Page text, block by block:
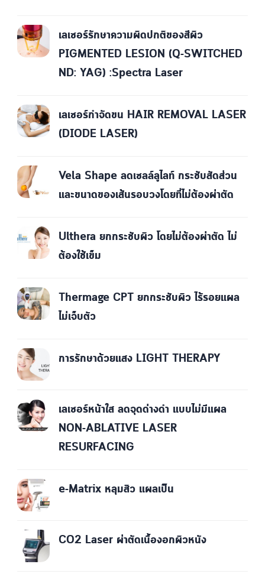
เลเซอร์รักษาความผิดปกติของสีผิว
PIGMENTED LESION (Q-SWITCHED
ND: YAG) :Spectra Laser
เลเซอร์กำจัดขน HAIR REMOVAL LASER
(DIODE LASER)
Vela Shape ลดเซลล์ลูไลท์ กระชับสัดส่วน
และขนาดของเส้นรอบวงโดยที่ไม่ต้องผ่าตัด
Ulthera ยกกระชับผิว โดยไม่ต้องผ่าตัด ไม่
ต้องใช้เข็ม
Thermage CPT ยกกระชับผิว ไร้รอยแผล
ไม่เจ็บตัว
การรักษาด้วยแสง LIGHT THERAPY
เลเซอร์หน้าใส ลดจุดด่างดำ แบบไม่มีแผล
NON-ABLATIVE LASER
RESURFACING
e-Matrix หลุมสิว แผลเป็น
CO2 Laser ผ่าตัดเนื้องอกผิวหนัง